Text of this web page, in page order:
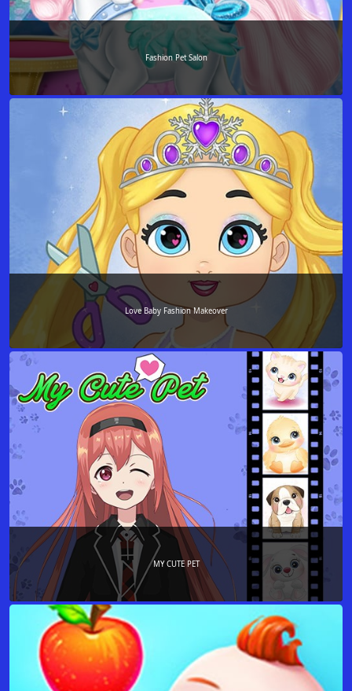
Fashion Pet Salon
Love Baby Fashion Makeover
MY CUTE PET